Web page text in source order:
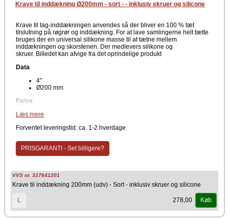
Krave til inddækning Ø200mm - sort - - inklusiv skruer og silicone
Krave til tag-inddækningen anvendes så der bliver en 100 % tæt
tilslutning på røgrør og inddækning. For at lave samlingerne helt tætte
bruges der en universal silikone masse til at tætne mellem
inddækningen og skorstenen. Der medlevers silikone og
skruer. Billedet kan afvige fra det oprindelige produkt
Data
4"
Ø200 mm
Farve
Sort
Producent
Metalbestos Multi50
Der medfølger 1 tube universal silikone til tætning samt skruer.
Læs mere
Forventet leveringstid: ca. 1-2 hverdage
PRISGARANTI - Set billigere?
VVS nr. 317641201
Krave til inddækning 200mm (udv) - Sort - inklusiv skruer og silicone
L 278,00 Køb